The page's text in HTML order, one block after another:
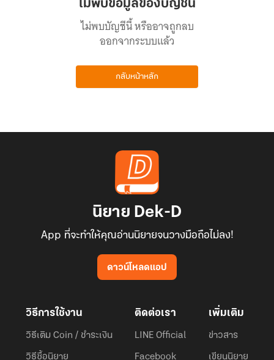
ไม่พบข้อมูลของบัญชีนี้
ไม่พบบัญชีนี้ หรืออาจถูกลบ
ออกจากระบบแล้ว
กลับหน้าหลัก
นิยาย Dek-D
App ที่จะทำให้คุณอ่านนิยายจนวางมือถือไม่ลง!
ดาวน์โหลดแอป
วิธีการใช้งาน
วิธีเติม Coin / ชำระเงิน
วิธีซื้อนิยาย
ติดต่อเรา
LINE Official
Facebook
เพิ่มเติม
ข่าวสาร
เขียนนิยาย